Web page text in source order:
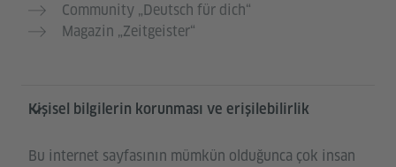
Community „Deutsch für dich“
Magazin „Zeitgeister“
Kişisel bilgilerin korunması ve erişilebilirlik
Bu internet sayfasının mümkün olduğunca çok insan